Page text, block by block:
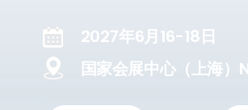
2027年6月16-18日
国家会展中心（上海）